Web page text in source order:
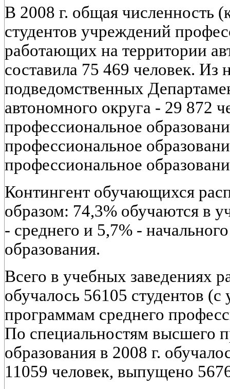
В 2008 г. общая численность
студентов учреждений
работающих на территории
составила 75 469 человек. Из
подведомственных
автономного округа - 29 872
профессиональное
профессиональное
профессиональное
Контингент обучающихся
образом: 74,3% обучаются в
- среднего и 5,7% -
образования.
Всего в учебных заведениях
обучалось 56105 студентов
программам среднего
По специальностям высшего
образования в 2008 г.
11059 человек, выпущено